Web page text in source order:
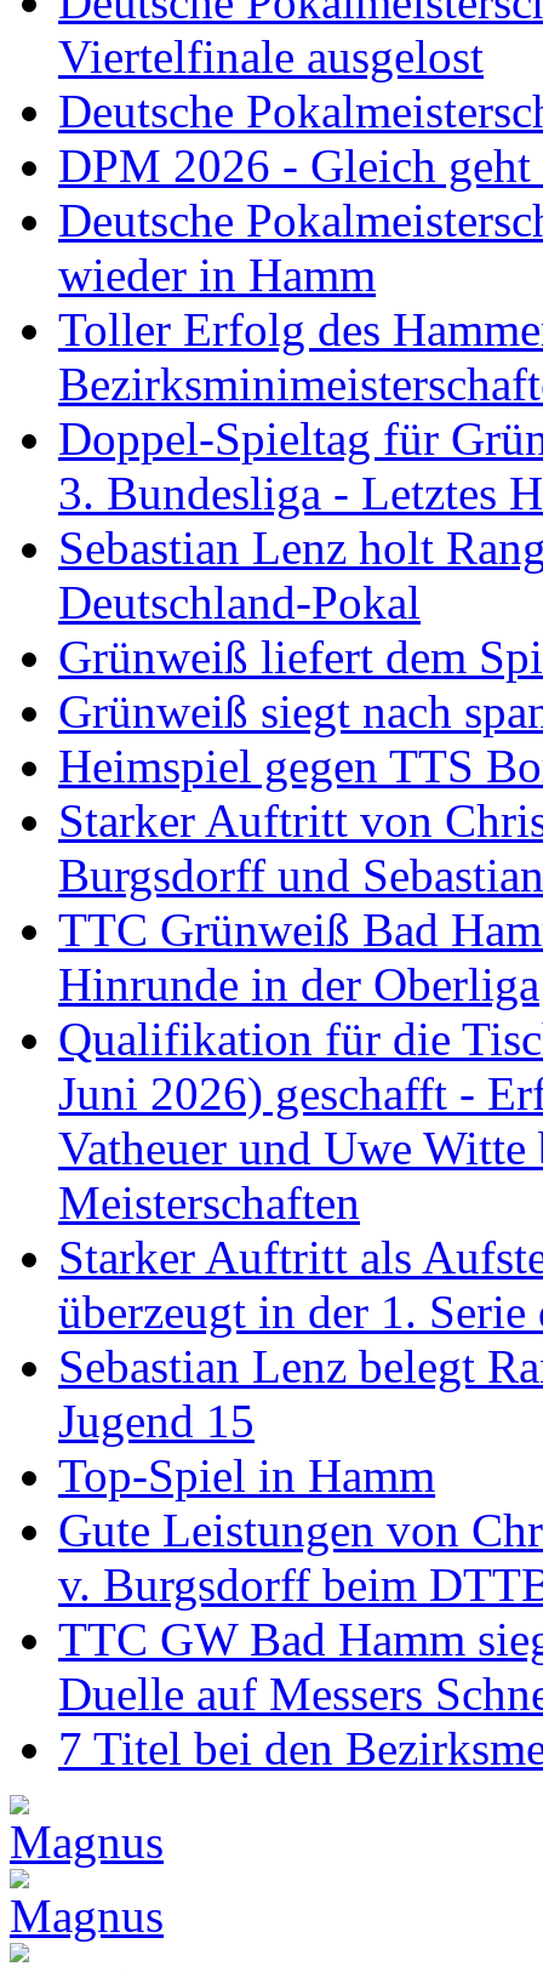
Viertelfinale ausgelost
Deutsche
DPM 2026 - Gleich geht
Deutsche
wieder in Hamm
Toller Erfolg des
Doppel-Spieltag für
3. Bundesliga - Letztes
Sebastian Lenz holt
Deutschland-Pokal
Grünweiß liefert dem
Grünweiß siegt nach
Heimspiel gegen TTS
Starker Auftritt von
Burgsdorff und
TTC Grünweiß Bad
Hinrunde in der Oberliga
Qualifikation für die
Juni 2026) geschafft -
Vatheuer und Uwe Witte
Meisterschaften
Starker Auftritt als
überzeugt in der 1.
Sebastian Lenz belegt
Jugend 15
Top-Spiel in Hamm
Gute Leistungen von
v. Burgsdorff beim
TTC GW Bad Hamm
Duelle auf Messers
7 Titel bei den